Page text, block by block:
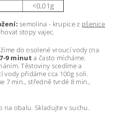
<0,01g
semolina - krupice z pšenice
stopy vajec.
do osolené vroucí vody (na
7-9 minuta často mícháme.
Těstoviny scedíme a
vody přidáme cca 100g soli.
7 min., středně tvrdé 8 min.,
obalu. Skladujte v suchu.